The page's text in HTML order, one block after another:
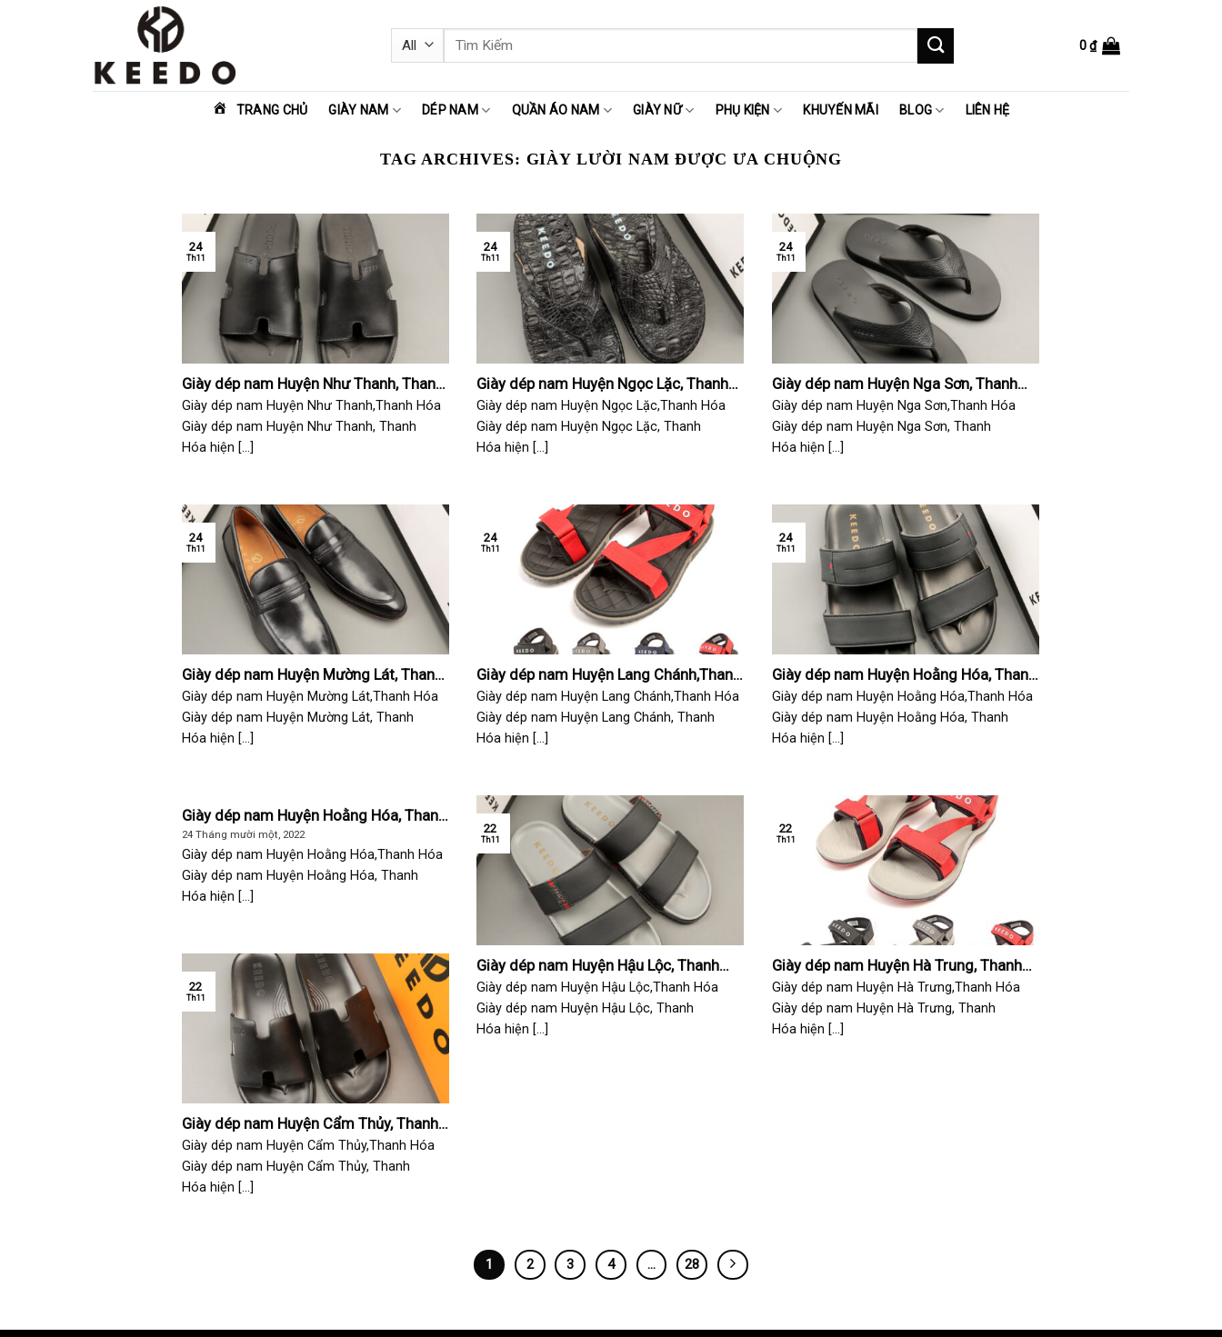
Tìm
kiếm:
0₫
TRANG CHỦ GIÀY NAM DÉP NAM QUẦN ÁO NAM GIÀY NỮ PHỤ KIỆN KHUYẾN MÃI BLOG LIÊN HỆ
TAG ARCHIVES: GIÀY LƯỜI NAM ĐƯỢC ƯA CHUỘNG
Giày dép nam Huyện Như Thanh, Thanh
Hóa
Giày dép nam Huyện Như Thanh,Thanh Hóa
Giày dép nam Huyện Như Thanh, Thanh
Hóa hiện [...]
24
Th11
Giày dép nam Huyện Ngọc Lặc, Thanh
Hóa
Giày dép nam Huyện Ngọc Lặc,Thanh Hóa
Giày dép nam Huyện Ngọc Lặc, Thanh
Hóa hiện [...]
24
Th11
Giày dép nam Huyện Nga Sơn, Thanh
Hóa
Giày dép nam Huyện Nga Sơn,Thanh Hóa
Giày dép nam Huyện Nga Sơn, Thanh
Hóa hiện [...]
24
Th11
Giày dép nam Huyện Mường Lát, Thanh
Hóa
Giày dép nam Huyện Mường Lát,Thanh Hóa
Giày dép nam Huyện Mường Lát, Thanh
Hóa hiện [...]
24
Th11
Giày dép nam Huyện Lang Chánh,Thanh
Hóa
Giày dép nam Huyện Lang Chánh,Thanh Hóa
Giày dép nam Huyện Lang Chánh, Thanh
Hóa hiện [...]
24
Th11
Giày dép nam Huyện Hoằng Hóa, Thanh
Hóa
Giày dép nam Huyện Hoằng Hóa,Thanh Hóa
Giày dép nam Huyện Hoằng Hóa, Thanh
Hóa hiện [...]
24
Th11
Giày dép nam Huyện Hoằng Hóa, Thanh
Hóa
24 Tháng mười một, 2022
Giày dép nam Huyện Hoằng Hóa,Thanh Hóa
Giày dép nam Huyện Hoằng Hóa, Thanh
Hóa hiện [...]
Giày dép nam Huyện Hậu Lộc, Thanh
Hóa
Giày dép nam Huyện Hậu Lộc,Thanh Hóa
Giày dép nam Huyện Hậu Lộc, Thanh
Hóa hiện [...]
22
Th11
Giày dép nam Huyện Hà Trung, Thanh
Hóa
Giày dép nam Huyện Hà Trưng,Thanh Hóa
Giày dép nam Huyện Hà Trưng, Thanh
Hóa hiện [...]
22
Th11
Giày dép nam Huyện Cẩm Thủy, Thanh
Hóa
Giày dép nam Huyện Cẩm Thủy,Thanh Hóa
Giày dép nam Huyện Cẩm Thủy, Thanh
Hóa hiện [...]
22
Th11
1 2 3 4 … 28